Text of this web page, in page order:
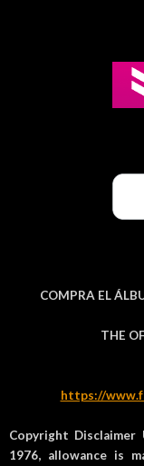
COMPRA EL
THE
https://
Copyright
1976, allowance is